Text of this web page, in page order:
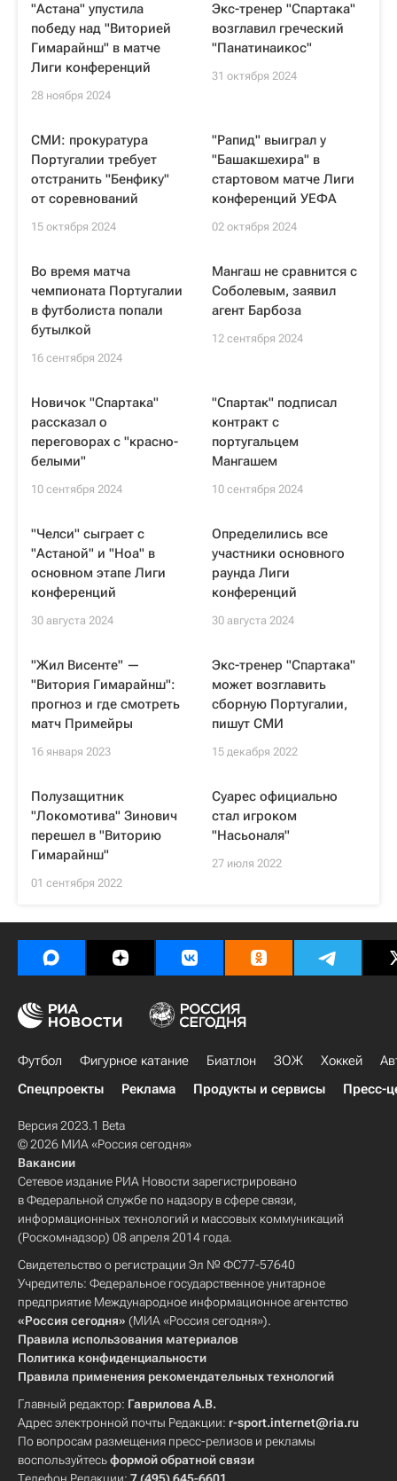
"Астана" упустила
победу над "Виторией
Гимарайнш" в матче
Лиги конференций
28 ноября 2024
Экс-тренер "Спартака"
возглавил греческий
"Панатинаикос"
31 октября 2024
СМИ: прокуратура
Португалии требует
отстранить "Бенфику"
от соревнований
15 октября 2024
"Рапид" выиграл у
"Башакшехира" в
стартовом матче Лиги
конференций УЕФА
02 октября 2024
Во время матча
чемпионата Португалии
в футболиста попали
бутылкой
16 сентября 2024
Мангаш не сравнится с
Соболевым, заявил
агент Барбоза
12 сентября 2024
Новичок "Спартака"
рассказал о
переговорах с "красно-
белыми"
10 сентября 2024
"Спартак" подписал
контракт с
португальцем
Мангашем
10 сентября 2024
"Челси" сыграет с
"Астаной" и "Ноа" в
основном этапе Лиги
конференций
30 августа 2024
Определились все
участники основного
раунда Лиги
конференций
30 августа 2024
"Жил Висенте" —
"Витория Гимарайнш":
прогноз и где смотреть
матч Примейры
16 января 2023
Экс-тренер "Спартака"
может возглавить
сборную Португалии,
пишут СМИ
15 декабря 2022
Полузащитник
"Локомотива" Зинович
перешел в "Виторию
Гимарайнш"
01 сентября 2022
Суарес официально
стал игроком
"Насьоналя"
27 июля 2022
Футбол Фигурное катание Биатлон ЗОЖ Хоккей
Спецпроекты
Реклама Продукты и сервисы Пресс-
Версия 2023.1 Beta
© 2026 МИА «Россия сегодня»
Вакансии
Сетевое издание РИА Новости зарегистрировано
в Федеральной службе по надзору в сфере связи,
информационных технологий и массовых коммуникаций
(Роскомнадзор) 08 апреля 2014 года.
Свидетельство о регистрации Эл № ФС77-57640
Учредитель: Федеральное государственное унитарное
предприятие Международное информационное агентство
«Россия сегодня» (МИА «Россия сегодня»).
Правила использования материалов
Политика конфиденциальности
Правила применения рекомендательных технологий
Главный редактор: Гаврилова А.В.
Адрес электронной почты Редакции: r-sport.internet@ria.ru
По вопросам размещения пресс-релизов и рекламы
воспользуйтесьформой обратной связи